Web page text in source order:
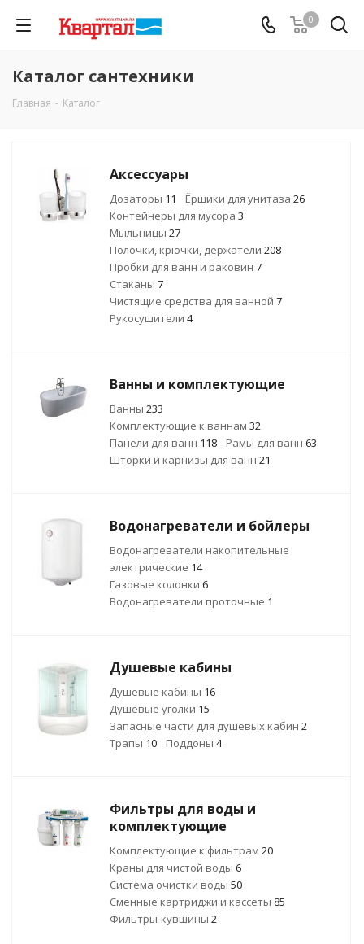
0
Каталог сантехники
Главная - Каталог
Аксессуары
Дозаторы 11 Ёршики для унитаза 26
Контейнеры для мусора 3
Мыльницы 27
Полочки, крючки, держатели 208
Пробки для ванн и раковин 7
Стаканы 7
Чистящие средства для ванной 7
Рукосушители 4
Ванны и комплектующие
Ванны 233
Комплектующие к ваннам 32
Панели для ванн 118 Рамы для ванн 63
Шторки и карнизы для ванн 21
Водонагреватели и бойлеры
Водонагреватели накопительные
электрические 14
Газовые колонки 6
Водонагреватели проточные 1
Душевые кабины
Душевые кабины 16
Душевые уголки 15
Запасные части для душевых кабин 2
Трапы 10 Поддоны 4
Фильтры для воды и
комплектующие
Комплектующие к фильтрам 20
Краны для чистой воды 6
Система очистки воды 50
Сменные картриджи и кассеты 85
Фильтры-кувшины 2